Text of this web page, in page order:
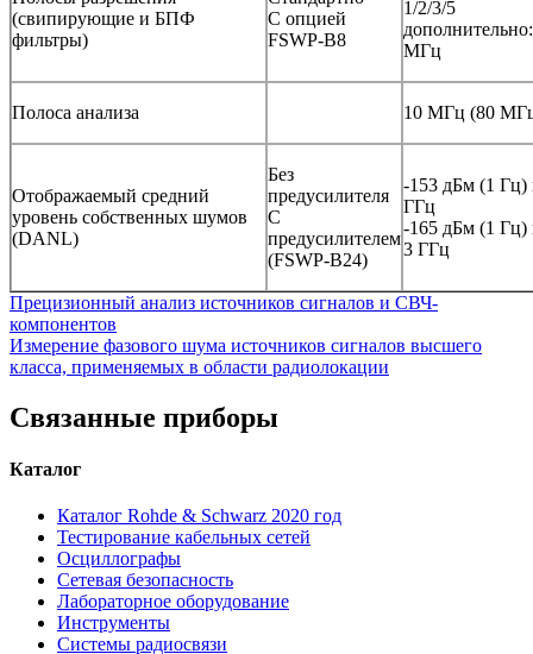
(свипирующие и БПФ
фильтры)
С опцией
FSWP-B8
1/2/3/5
МГц
Полоса анализа 10 МГц (80
Отображаемый средний
уровень собственных шумов
(DANL)
Без
предусилителя
С
предусилителем
(FSWP-B24)
-153 дБм (1 Гц)
ГГц
-165 дБм (1 Гц)
3 ГГц
Прецизионный анализ источников сигналов и СВЧ-
компонентов
Измерение фазового шума источников сигналов высшего
класса, применяемых в области радиолокации
Связанные приборы
Каталог
Каталог Rohde & Schwarz 2020 год
Тестирование кабельных сетей
Осциллографы
Сетевая безопасность
Лабораторное оборудование
Инструменты
Системы радиосвязи